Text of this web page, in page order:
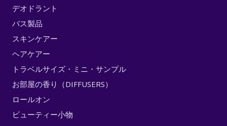
デオドラント
バス製品
スキンケアー
ヘアケアー
トラベルサイズ・ミニ・サンプル
お部屋の香り（DIFFUSERS）
ロールオン
ビューティー小物